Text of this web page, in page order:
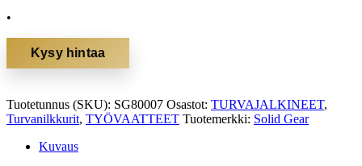
•
Kysy hintaa
Tuotetunnus (SKU): SG80007 Osastot: TURVAJALKINEET,
Turvanilkkurit, TYÖVAATTEET Tuotemerkki: Solid Gear
Kuvaus